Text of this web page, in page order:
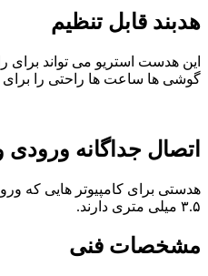
هدبند قابل تنظیم
این هدست استریو می تواند
گوشی ها ساعت ها راحتی را برای
اتصال جداگانه
هدستی برای کامپیوتر هایی که
۳.۵ میلی متری دارند.
مشخصات فنی